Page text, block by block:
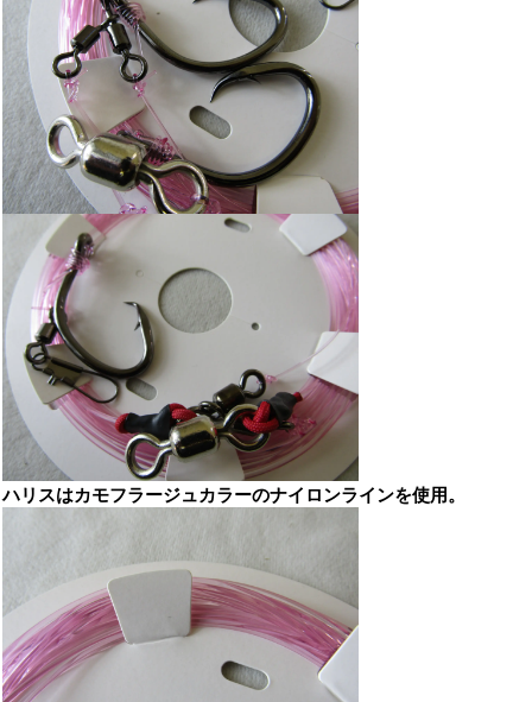
ハリスはカモフラージュカラーのナイロンラインを使用。